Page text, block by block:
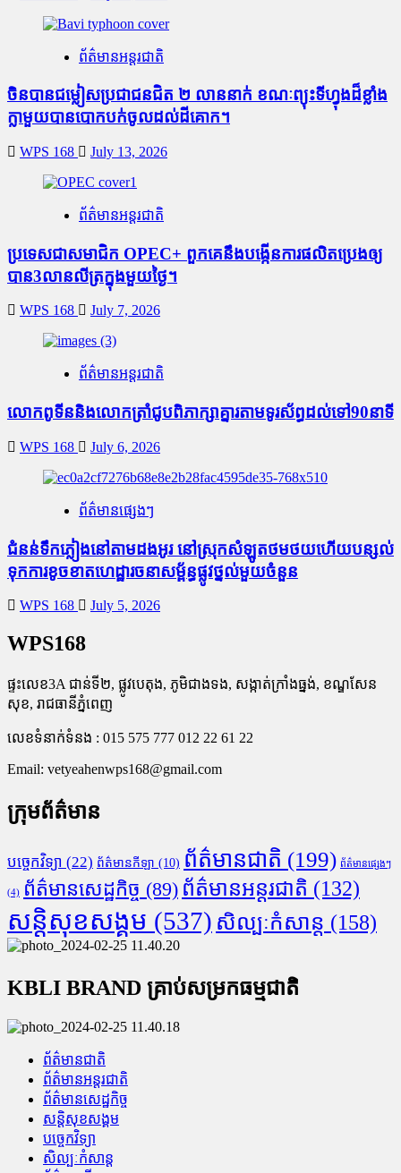
ព័ត៌មានអន្តរជាតិ
ចិនបានជម្លៀសប្រជាជនជិត ២ លាននាក់ ខណៈព្យុះទីហ្វុងដ៏ខ្លាំង
ក្លាមួយបានបោកបក់ចូលដល់ដីគោក។
WPS 168 July 13, 2026
ព័ត៌មានអន្តរជាតិ
ប្រទេសជាសមាជិក OPEC+​ ពួកគេនឹងបង្កើនការផលិតប្រេងឲ្យ
បាន3លានលីត្រក្នុងមួយថ្ងៃ។
WPS 168 July 7, 2026
ព័ត៌មានអន្តរជាតិ
លោកពូទីននិងលោកត្រាំជូបពិភាក្សាគ្នារតាមទូរស័ព្ធដល់ទៅ90នាទី
WPS 168 July 6, 2026
ព័ត៌មានផ្សេងៗ
ជំនន់​ទឹកភ្លៀង​នៅ​តាម​ដងអូរ​ នៅ​ស្រុក​សំឡូត​ថមថយ​ហើយ​បន្សល់​
ទុក​ការ​ខូចខាត​ហេដ្ឋារចនាសម្ព័ន្ធ​ផ្លូវថ្នល់​មួយ​ចំនួន
WPS 168 July 5, 2026
WPS168
ផ្ទះលេខ3A ជាន់ទី២, ផ្លូវបេតុង, ភូមិជាងទង, សង្កាត់ក្រាំងធ្នង់, ខណ្ឌសែន
សុខ, រាជធានីភ្នំពេញ
លេខទំនាក់ទំនង : 015 575 777 012 22 61 22
Email: vetyeahenwps168@gmail.com
ក្រុមព័ត៌មាន
បច្ចេកវិទ្យា (22) ព័ត៌មានកីឡា (10) ព័ត៌មានជាតិ (199) ព័ត៌មានផ្សេងៗ
(4) ព័ត៌មានសេដ្ឋកិច្ច (89) ព័ត៌មានអន្តរជាតិ (132)
សន្តិសុខសង្គម (537) សិល្បៈកំសាន្ត (158)
KBLI BRAND គ្រាប់សម្រកធម្មជាតិ
ព័ត៌មានជាតិ
ព័ត៌មានអន្តរជាតិ
ព័ត៌មានសេដ្ឋកិច្ច
សន្តិសុខសង្គម
បច្ចេកវិទ្យា
សិល្បៈកំសាន្ត